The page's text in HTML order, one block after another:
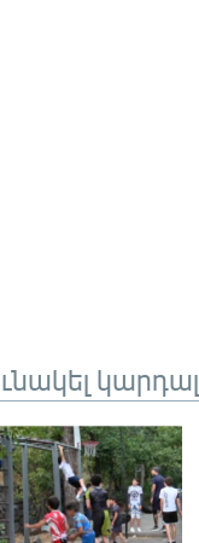
կարդալ